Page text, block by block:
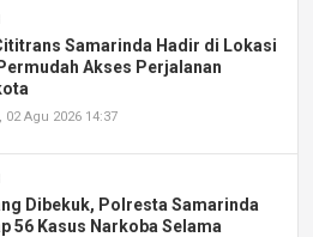
Samarinda Hadir di Lokasi
Akses Perjalanan
Agu 2026 14:37
Dibekuk, Polresta Samarinda
56 Kasus Narkoba Selama